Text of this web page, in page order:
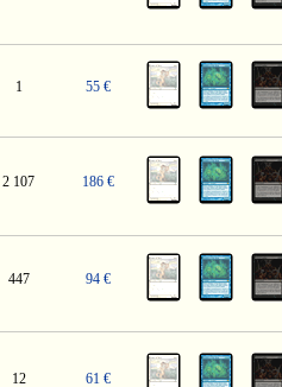
1 55 €
2 107 186 €
447 94 €
12 61 €